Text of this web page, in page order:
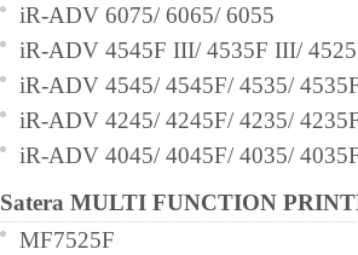
iR-ADV 6075/ 6065/ 6055
iR-ADV 4545F III/ 4535F III/
iR-ADV 4545/ 4545F/ 4535/
iR-ADV 4245/ 4245F/ 4235/
iR-ADV 4045/ 4045F/ 4035/
Satera MULTI FUNCTION
MF7525F